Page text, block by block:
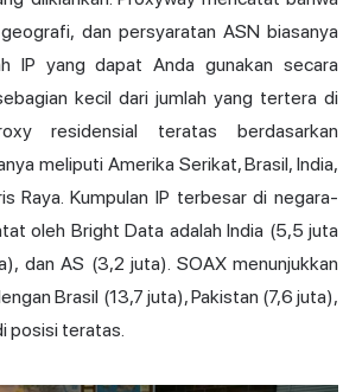
dan persyaratan ASN biasanya
IP yang dapat Anda gunakan secara
kecil dari jumlah yang tertera di
residensial teratas berdasarkan
meliputi Amerika Serikat, Brasil, India,
Raya. Kumpulan IP terbesar di negara-
oleh Bright Data adalah India (5,5 juta
dan AS (3,2 juta). SOAX menunjukkan
Brasil (13,7 juta), Pakistan (7,6 juta),
posisi teratas.